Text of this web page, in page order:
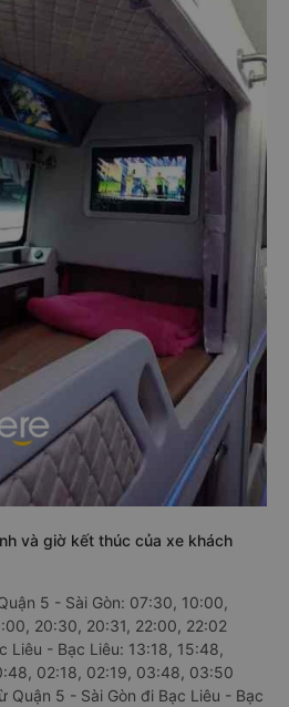
và giờ kết thúc của xe khách
5 - Sài Gòn: 07:30, 10:00,
20:30, 20:31, 22:00, 22:02
Liêu - Bạc Liêu: 13:18, 15:48,
02:18, 02:19, 03:48, 03:50
Quận 5 - Sài Gòn đi Bạc Liêu - Bạc